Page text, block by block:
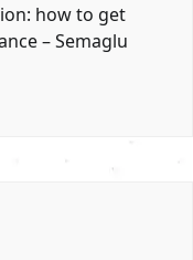
how to get
– Semaglu